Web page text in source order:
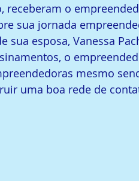
receberam o
sua jornada
sua esposa, Vanessa
o
mesmo
uma boa rede de